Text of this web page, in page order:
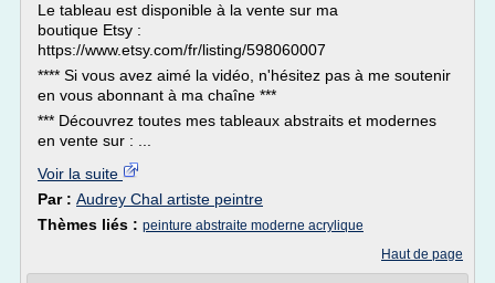
Le tableau est disponible à la vente sur ma
boutique Etsy :
https://www.etsy.com/fr/listing/598060007
**** Si vous avez aimé la vidéo, n'hésitez pas à me soutenir
en vous abonnant à ma chaîne ***
*** Découvrez toutes mes tableaux abstraits et modernes
en vente sur : ...
Voir la suite
Par : Audrey Chal artiste peintre
Thèmes liés : peinture abstraite moderne acrylique
Haut de page